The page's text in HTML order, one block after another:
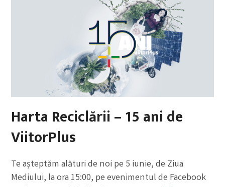
Harta Reciclării – 15 ani de
ViitorPlus
Te așteptăm alături de noi pe 5 iunie, de Ziua
Mediului, la ora 15:00, pe evenimentul de Facebook